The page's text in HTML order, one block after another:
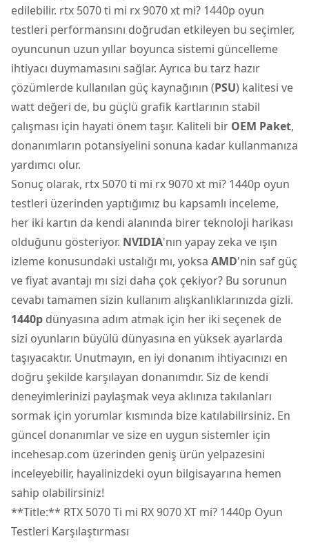
edilebilir. rtx 5070 ti mi rx 9070 xt mi? 1440p oyun
testleri performansını doğrudan etkileyen bu seçimler,
oyuncunun uzun yıllar boyunca sistemi güncelleme
ihtiyacı duymamasını sağlar. Ayrıca bu tarz hazır
çözümlerde kullanılan güç kaynağının (PSU) kalitesi ve
watt değeri de, bu güçlü grafik kartlarının stabil
çalışması için hayati önem taşır. Kaliteli bir OEM Paket,
donanımların potansiyelini sonuna kadar kullanmanıza
yardımcı olur.
Sonuç olarak, rtx 5070 ti mi rx 9070 xt mi? 1440p oyun
testleri üzerinden yaptığımız bu kapsamlı inceleme,
her iki kartın da kendi alanında birer teknoloji harikası
olduğunu gösteriyor. NVIDIA'nın yapay zeka ve ışın
izleme konusundaki ustalığı mı, yoksa AMD'nin saf güç
ve fiyat avantajı mı sizi daha çok çekiyor? Bu sorunun
cevabı tamamen sizin kullanım alışkanlıklarınızda gizli.
1440p dünyasına adım atmak için her iki seçenek de
sizi oyunların büyülü dünyasına en yüksek ayarlarda
taşıyacaktır. Unutmayın, en iyi donanım ihtiyacınızı en
doğru şekilde karşılayan donanımdır. Siz de kendi
deneyimlerinizi paylaşmak veya aklınıza takılanları
sormak için yorumlar kısmında bize katılabilirsiniz. En
güncel donanımlar ve size en uygun sistemler için
incehesap.com üzerinden geniş ürün yelpazesini
inceleyebilir, hayalinizdeki oyun bilgisayarına hemen
sahip olabilirsiniz!
**Title:** RTX 5070 Ti mi RX 9070 XT mi? 1440p Oyun
Testleri Karşılaştırması